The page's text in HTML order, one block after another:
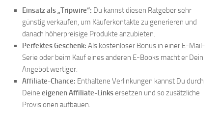
Einsatz als „Tripwire“: Du kannst diesen Ratgeber sehr
günstig verkaufen, um Käuferkontakte zu generieren und
danach höherpreisige Produkte anzubieten.
Perfektes Geschenk: Als kostenloser Bonus in einer E-Mail-
Serie oder beim Kauf eines anderen E-Books macht er Dein
Angebot wertiger.
Affiliate-Chance: Enthaltene Verlinkungen kannst Du durch
Deine eigenen Affiliate-Linksersetzen und so zusätzliche
Provisionen aufbauen.